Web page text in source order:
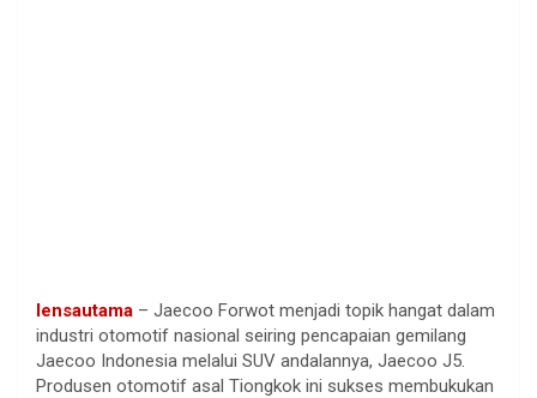
lensautama – Jaecoo Forwot menjadi topik hangat dalam
industri otomotif nasional seiring pencapaian gemilang
Jaecoo Indonesia melalui SUV andalannya, Jaecoo J5.
Produsen otomotif asal Tiongkok ini sukses membukukan